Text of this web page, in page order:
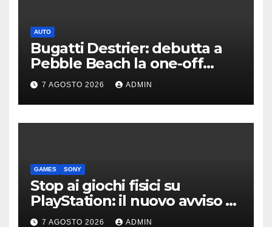
AUTO
Bugatti Destrier: debutta a
Pebble Beach la one-off
derivata dalla Bolide
7 AGOSTO 2026 ADMIN
GAMES SONY
Stop ai giochi fisici su
PlayStation: il nuovo avviso di
Sony è l’ennesima conferma
7 AGOSTO 2026 ADMIN